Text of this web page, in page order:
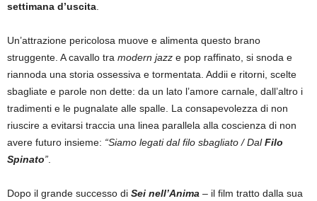
settimana d’uscita
Un’attrazione pericolosa muove e alimenta questo brano
struggente. A cavallo tra modern jazz e pop raffinato, si snoda e
riannoda una storia ossessiva e tormentata. Addii e ritorni, scelte
sbagliate e parole non dette: da un lato l’amore carnale, dall’altro i
tradimenti e le pugnalate alle spalle. La consapevolezza di non
riuscire a evitarsi traccia una linea parallela alla coscienza di non
avere futuro insieme: “Siamo legati dal filo sbagliato / DalFilo
Spinato”
Dopo il grande successo di Sei nell’Anima – il film tratto dalla sua